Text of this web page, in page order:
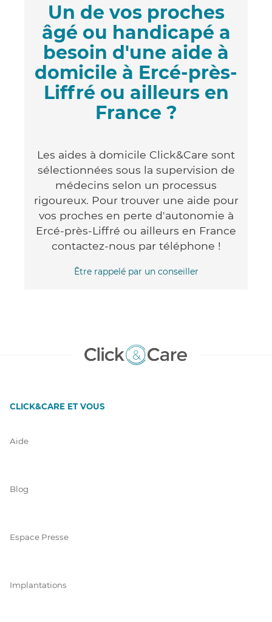
Un de vos proches
âgé ou handicapé a
besoin d'une aide à
domicile à Ercé-près-
Liffré ou ailleurs en
France ?
Les aides à domicile Click&Care sont
sélectionnées sous la supervision de
médecins selon un processus
rigoureux. Pour trouver une aide pour
vos proches en perte d'autonomie à
Ercé-près-Liffré ou ailleurs en France
contactez-nous par téléphone !
Être rappelé par un conseiller
CLICK&CARE ET VOUS
Aide
Blog
Espace Presse
Implantations